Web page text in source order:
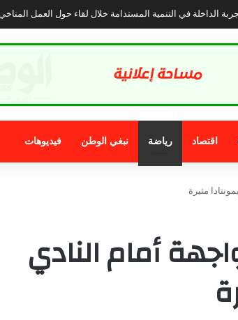
اقتصاد رياضة نبغي الوطن فيديوهات
مثيرة
أمام النادي